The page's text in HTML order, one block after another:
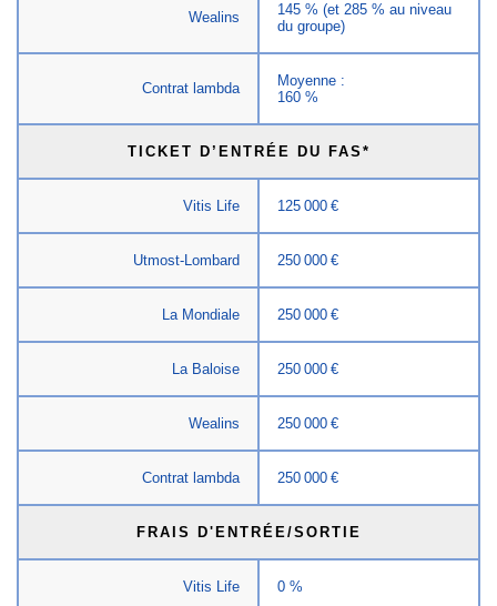
Wealins
145 % (et 285 % au niveau
du groupe)
Contrat lambda
Moyenne :
160 %
TICKET D’ENTRÉE DU FAS*
Vitis Life 125 000 €
Utmost-Lombard 250 000 €
La Mondiale 250 000 €
La Baloise 250 000 €
Wealins 250 000 €
Contrat lambda 250 000 €
FRAIS D'ENTRÉE/SORTIE
Vitis Life 0 %